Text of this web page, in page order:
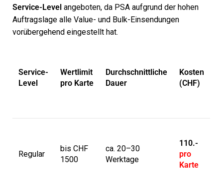
Service-Level angeboten, da PSA aufgrund der hohen
Auftragslage alle Value- und Bulk-Einsendungen
vorübergehend eingestellt hat.
Service-
Level
Wertlimit
pro Karte
Durchschnittliche
Dauer
Kosten
(CHF)
Regular
bis CHF
1500
ca. 20–30
Werktage
110.-
pro
Karte